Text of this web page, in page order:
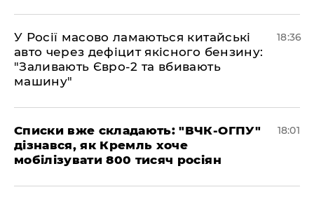
У Росії масово ламаються китайські
авто через дефіцит якісного бензину:
"Заливають Євро-2 та вбивають
машину"
18:36
Списки вже складають: "ВЧК-ОГПУ"
дізнався, як Кремль хоче
мобілізувати 800 тисяч росіян
18:01